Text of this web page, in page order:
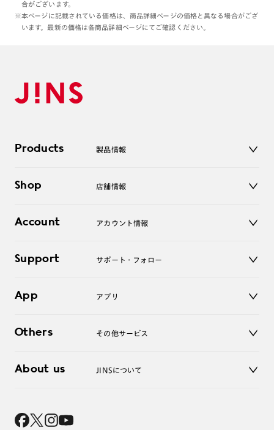
合がございます。
※本ページに記載されている価格は、商品詳細ページの価格と異なる場合がござ
います。最新の価格は各商品詳細ページにてご確認ください。
Products 製品情報
サングラス
コンタクトレンズ
アクセサリー
Shop 店舗情報
オンラインショップ
Account アカウント情報
ログアウト
Support サポート・フォロー
よくあるご質問
お問い合わせ
App アプリ
Others その他サービス
レンズ交換
About us JINSについて
採用情報